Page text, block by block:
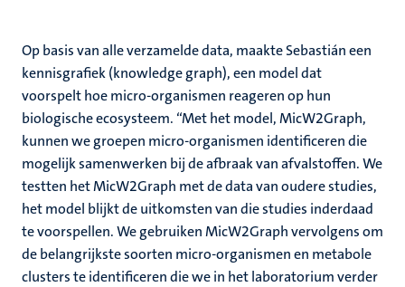
Op basis van alle verzamelde data, maakte Sebastián een
kennisgrafiek (knowledge graph), een model dat
voorspelt hoe micro-organismen reageren op hun
biologische ecosysteem. “Met het model, MicW2Graph,
kunnen we groepen micro-organismen identificeren die
mogelijk samenwerken bij de afbraak van afvalstoffen. We
testten hetMicW2Graph met de data van oudere studies,
het model blijkt de uitkomsten van die studies inderdaad
te voorspellen. We gebruikenMicW2Graphvervolgens om
de belangrijkste soorten micro-organismen en metabole
clusters te identificeren die we in het laboratorium verder